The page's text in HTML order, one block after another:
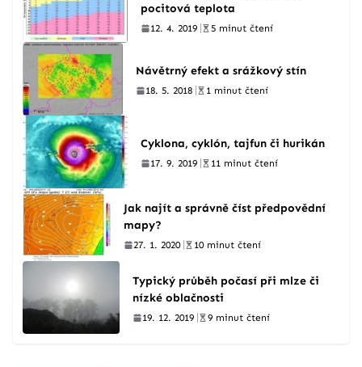
pocitová teplota
12. 4. 2019 5 minut čtení
Návětrný efekt a srážkový stín
18. 5. 2018 1 minut čtení
Cyklona, cyklón, tajfun či hurikán
17. 9. 2019 11 minut čtení
Jak najít a správně číst předpovědní
mapy?
27. 1. 2020 10 minut čtení
Typický průběh počasí při mlze či
nízké oblačnosti
19. 12. 2019 9 minut čtení